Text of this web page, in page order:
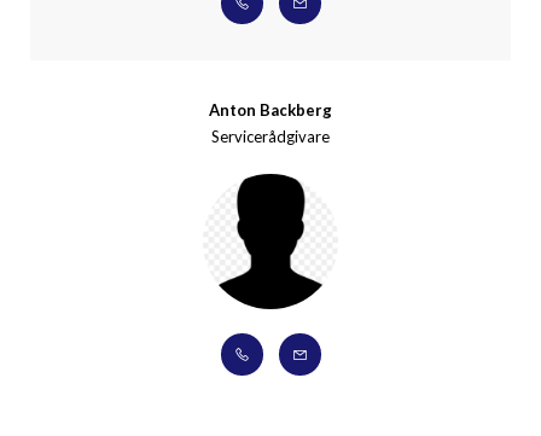
Anton Backberg
Servicerådgivare